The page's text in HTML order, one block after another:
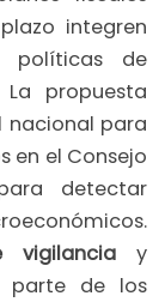
integren
políticas de
propuesta
nacional para
en el Consejo
detectar
y
parte de los